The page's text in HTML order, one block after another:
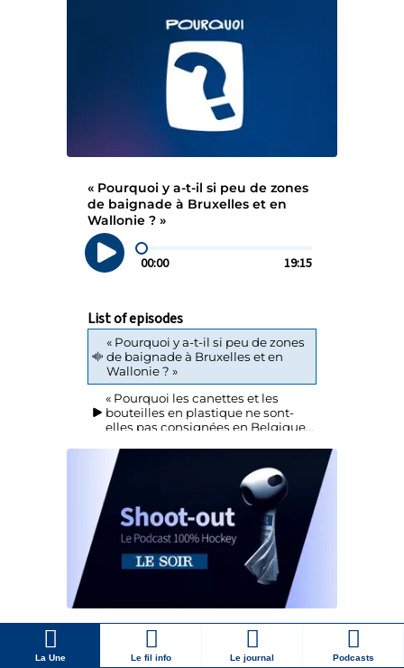
La Une Le fil info Le journal Podcasts